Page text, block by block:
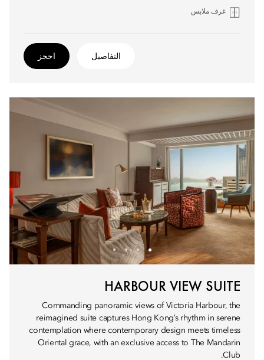
غرف ملابس
التفاصيل احجز
HARBOUR VIEW SUITE
Commanding panoramic views of Victoria Harbour, the
reimagined suite captures Hong Kong’s rhythm in serene
contemplation where contemporary design meets timeless
Oriental grace, with an exclusive access to The Mandarin
Club.